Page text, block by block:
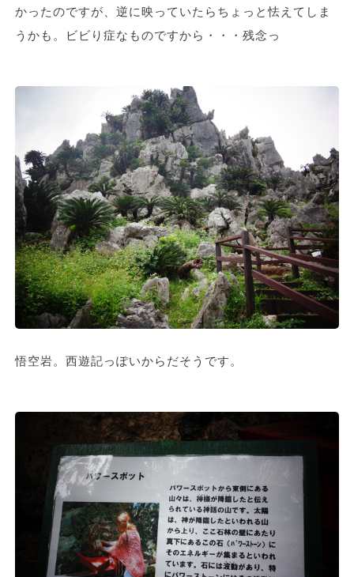
かったのですが、逆に映っていたらちょっと怯えてしま
うかも。ビビり症なものですから・・・残念っ
悟空岩。西遊記っぽいからだそうです。